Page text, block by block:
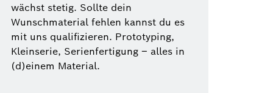
wächst stetig. Sollte dein
Wunschmaterial fehlen kannst du es
mit uns qualifizieren. Prototyping,
Kleinserie, Serienfertigung – alles in
(d)einem Material.